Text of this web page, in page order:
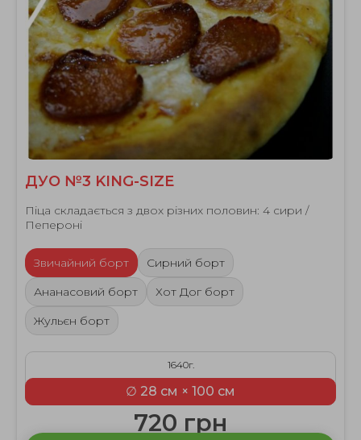
ДУО №3 KING-SIZE
Піца складається з двох різних половин: 4 сири /
Пепероні
Звичайний борт
Сирний борт
Ананасовий борт
Хот Дог борт
Жульєн борт
1640г.
∅ 28 см × 100 см
720 грн